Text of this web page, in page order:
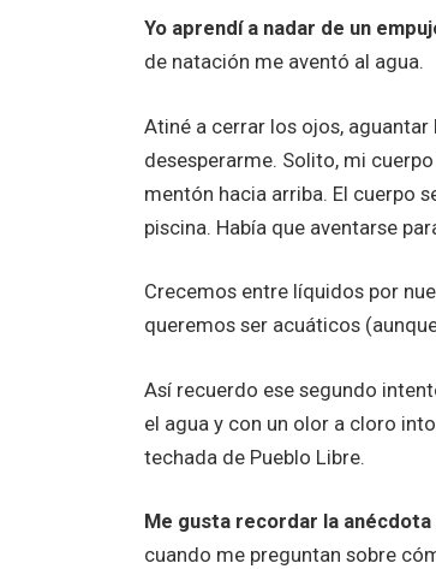
Yo aprendí a nadar de un
de natación me aventó al agua.
Atiné a cerrar los ojos,
desesperarme. Solito, mi
mentón hacia arriba. El cuerpo
piscina. Había que aventarse
Crecemos entre líquidos por
queremos ser acuáticos
Así recuerdo ese segundo
el agua y con un olor a cloro
techada de Pueblo Libre.
Me gusta recordar la
cuando me preguntan sobre